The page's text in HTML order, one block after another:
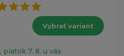
Vybrať variant
, piatok 7. 8. u vás